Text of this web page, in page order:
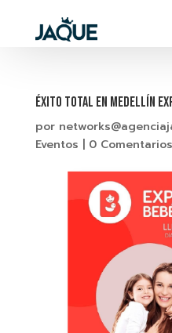
Éxito total en MEDELLÍN
por
Eventos
0 Comentarios